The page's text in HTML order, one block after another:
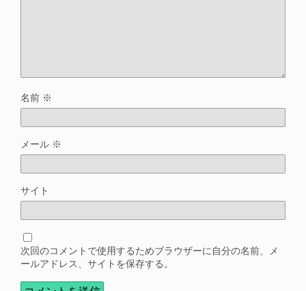
名前 ※
メール ※
サイト
次回のコメントで使用するためブラウザーに自分の名前、メ
ールアドレス、サイトを保存する。